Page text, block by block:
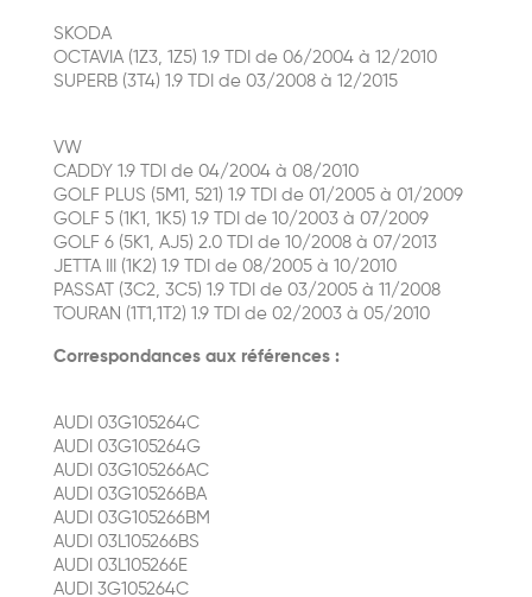
SKODA
OCTAVIA (1Z3, 1Z5) 1.9 TDI de 06/2004 à 12/2010
SUPERB (3T4) 1.9 TDI de 03/2008 à 12/2015
VW
CADDY 1.9 TDI de 04/2004 à 08/2010
GOLF PLUS (5M1, 521) 1.9 TDI de 01/2005 à 01/2009
GOLF 5 (1K1, 1K5) 1.9 TDI de 10/2003 à 07/2009
GOLF 6 (5K1, AJ5) 2.0 TDI de 10/2008 à 07/2013
JETTA III (1K2) 1.9 TDI de 08/2005 à 10/2010
PASSAT (3C2, 3C5) 1.9 TDI de 03/2005 à 11/2008
TOURAN (1T1,1T2) 1.9 TDI de 02/2003 à 05/2010
Correspondances aux références :
AUDI 03G105264C
AUDI 03G105264G
AUDI 03G105266AC
AUDI 03G105266BA
AUDI 03G105266BM
AUDI 03L105266BS
AUDI 03L105266E
AUDI 3G105264C